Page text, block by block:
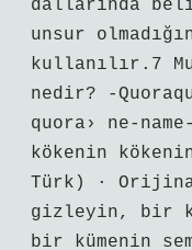
dallarında
unsur
kullanılır.7
nedir? -
quora› ne-
kökenin
Türk) ·
gizleyin, bir
bir kümenin